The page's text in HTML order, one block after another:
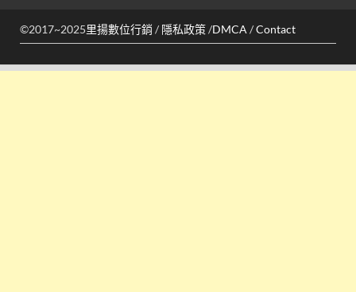
©2017~2025里揚數位行銷 / 隱私政策/DMCA /Contact